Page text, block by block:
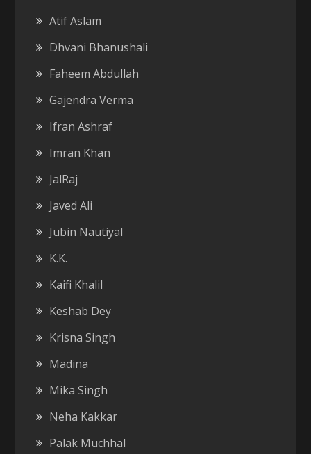
Atif Aslam
Dhvani Bhanushali
Faheem Abdullah
Gajendra Verma
Ifran Ashraf
Imran Khan
JalRaj
Javed Ali
Jubin Nautiyal
K.K.
Kaifi Khalil
Keshab Dey
Krisna Singh
Madina
Mika Singh
Neha Kakkar
Palak Muchhal